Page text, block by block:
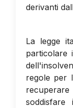
derivanti
La legge
particolare
regole per